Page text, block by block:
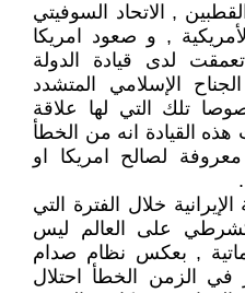
, الاتحاد السوفيتي
, و صعود امريكا
لدى قيادة الدولة
الإسلامي المتشدد
تلك التي لها علاقة
القيادة انه من الخطأ
لصالح امريكا او
خلال الفترة التي
على العالم ليس
, بعكس نظام صدام
الزمن الخطأ احتلال